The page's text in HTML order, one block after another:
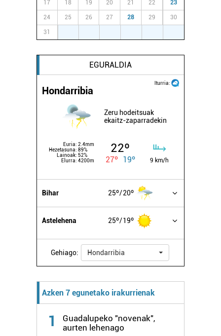
17 18 19 20 21 22 23
24 25 26 27 28 29 30
31
EGURALDIA
Iturria:
Hondarribia
Zeru hodeitsuak
ekaitz-zaparradekin
Euria: 2.4mm
Hezetasuna: 89%
Lainoak: 52%
Elurra: 4200m
22º
27º 19º 9 km/h
Bihar 25º 20º
Astelehena 25º 19º
Gehiago: Hondarribia
Azken 7 egunetako irakurrienak
1
Guadalupeko "novenak",
aurten lehenago